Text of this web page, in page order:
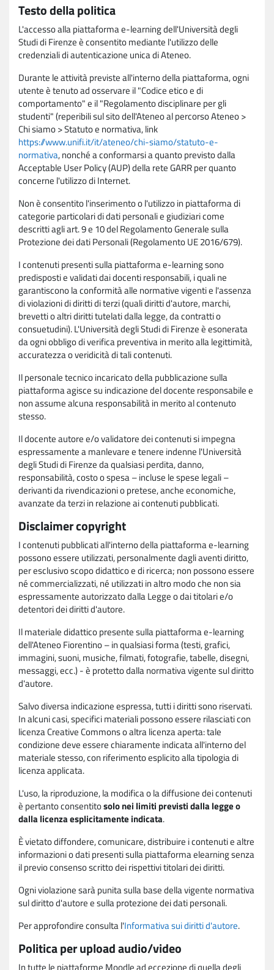
Testo della politica
L'accesso alla piattaforma e-learning dell'Università degli
Studi di Firenze è consentito mediante l'utilizzo delle
credenziali di autenticazione unica di Ateneo.
Durante le attività previste all'interno della piattaforma, ogni
utente è tenuto ad osservare il "Codice etico e di
comportamento" e il "Regolamento disciplinare per gli
studenti" (reperibili sul sito dell'Ateneo al percorso Ateneo >
Chi siamo > Statuto e normativa, link
https://www.unifi.it/it/ateneo/chi-siamo/statuto-e-
normativa, nonché a conformarsi a quanto previsto dalla
Acceptable User Policy (AUP) della rete GARR per quanto
concerne l'utilizzo di Internet.
Non è consentito l'inserimento o l'utilizzo in piattaforma di
categorie particolari di dati personali e giudiziari come
descritti agli art. 9 e 10 del Regolamento Generale sulla
Protezione dei dati Personali (Regolamento UE 2016/679).
I contenuti presenti sulla piattaforma e-learning sono
predisposti e validati dai docenti responsabili, i quali ne
garantiscono la conformità alle normative vigenti e l'assenza
di violazioni di diritti di terzi (quali diritti d'autore, marchi,
brevetti o altri diritti tutelati dalla legge, da contratti o
consuetudini). L'Università degli Studi di Firenze è esonerata
da ogni obbligo di verifica preventiva in merito alla legittimità,
accuratezza o veridicità di tali contenuti.
Il personale tecnico incaricato della pubblicazione sulla
piattaforma agisce su indicazione del docente responsabile e
non assume alcuna responsabilità in merito al contenuto
stesso.
Il docente autore e/o validatore dei contenuti si impegna
espressamente a manlevare e tenere indenne l'Università
degli Studi di Firenze da qualsiasi perdita, danno,
responsabilità, costo o spesa – incluse le spese legali –
derivanti da rivendicazioni o pretese, anche economiche,
avanzate da terzi in relazione ai contenuti pubblicati.
Disclaimer copyright
I contenuti pubblicati all'interno della piattaforma e-learning
possono essere utilizzati, personalmente dagli aventi diritto,
per esclusivo scopo didattico e di ricerca; non possono essere
né commercializzati, né utilizzati in altro modo che non sia
espressamente autorizzato dalla Legge o dai titolari e/o
detentori dei diritti d'autore.
Il materiale didattico presente sulla piattaforma e-learning
dell'Ateneo Fiorentino – in qualsiasi forma (testi, grafici,
immagini, suoni, musiche, filmati, fotografie, tabelle, disegni,
messaggi, ecc.) - è protetto dalla normativa vigente sul diritto
d'autore.
Salvo diversa indicazione espressa, tutti i diritti sono riservati.
In alcuni casi, specifici materiali possono essere rilasciati con
licenza Creative Commons o altra licenza aperta: tale
condizione deve essere chiaramente indicata all'interno del
materiale stesso, con riferimento esplicito alla tipologia di
licenza applicata.
L'uso, la riproduzione, la modifica o la diffusione dei contenuti
è pertanto consentitosolo nei limiti previsti dalla legge o
dalla licenza esplicitamente indicata.
È vietato diffondere, comunicare, distribuire i contenuti e altre
informazioni o dati presenti sulla piattaforma elearning senza
il previo consenso scritto dei rispettivi titolari dei diritti.
Ogni violazione sarà punita sulla base della vigente normativa
sul diritto d'autore e sulla protezione dei dati personali.
Per approfondire consulta l'Informativa sui diritti d'autore.
Politica per upload audio/video
In tutte le piattaforme Moodle ad eccezione di quella degli